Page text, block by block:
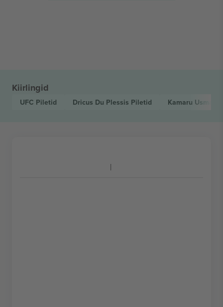
Kiirlingid
UFC Piletid Dricus Du Plessis Piletid Kamaru Usman